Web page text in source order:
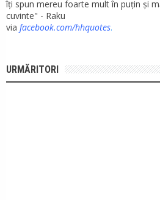
îți spun mereu foarte mult în puțin și
cuvinte" - Raku
via facebook.com/hhquotes.
URMĂRITORI